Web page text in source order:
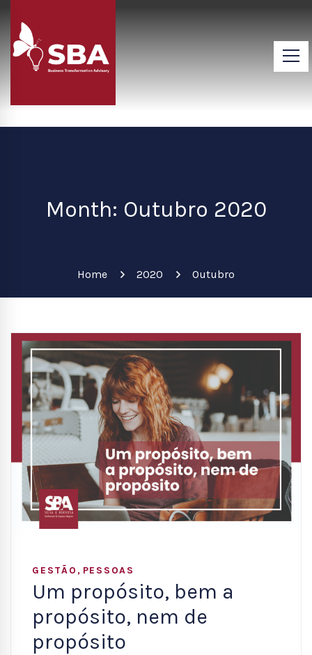
Month: Outubro 2020
Home 2020 Outubro
GESTÃO , PESSOAS
Um propósito, bem a
propósito, nem de
propósito